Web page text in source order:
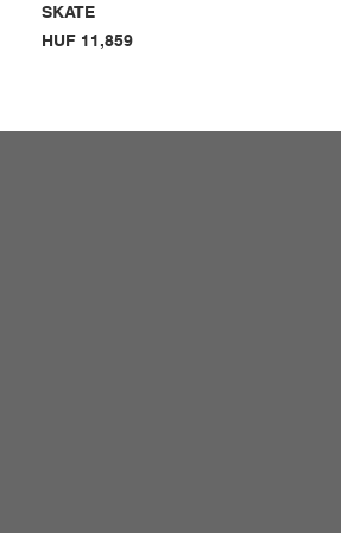
SKATE
Price
HUF 11,859